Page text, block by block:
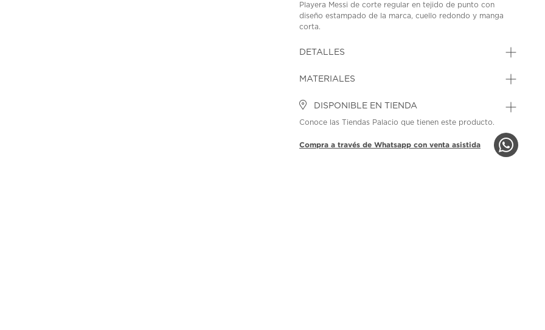
Playera Messi de corte regular en tejido de punto con
diseño estampado de la marca, cuello redondo y manga
corta.
DETALLES
MATERIALES
DISPONIBLE EN TIENDA
Conoce las Tiendas Palacio que tienen este producto.
Compra a través de Whatsapp con venta asistida